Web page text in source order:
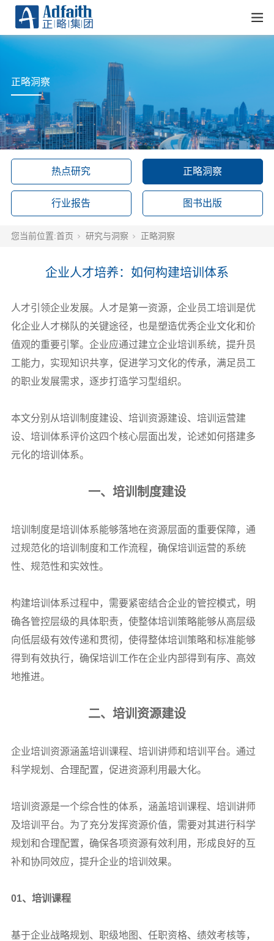
正略洞察
热点研究 正略洞察
行业报告 图书出版
您当前位置:首页 研究与洞察 正略洞察
企业人才培养：如何构建培训体系
人才引领企业发展。人才是第一资源，企业员工培训是优
化企业人才梯队的关键途径，也是塑造优秀企业文化和价
值观的重要引擎。企业应通过建立企业培训系统，提升员
工能力，实现知识共享，促进学习文化的传承，满足员工
的职业发展需求，逐步打造学习型组织。
本文分别从培训制度建设、培训资源建设、培训运营建
设、培训体系评价这四个核心层面出发，论述如何搭建多
元化的培训体系。
一、培训制度建设
培训制度是培训体系能够落地在资源层面的重要保障，通
过规范化的培训制度和工作流程，确保培训运营的系统
性、规范性和实效性。
构建培训体系过程中，需要紧密结合企业的管控模式，明
确各管控层级的具体职责，使整体培训策略能够从高层级
向低层级有效传递和贯彻，使得整体培训策略和标准能够
得到有效执行，确保培训工作在企业内部得到有序、高效
地推进。
二、培训资源建设
企业培训资源涵盖培训课程、培训讲师和培训平台。通过
科学规划、合理配置，促进资源利用最大化。
培训资源是一个综合性的体系，涵盖培训课程、培训讲师
及培训平台。为了充分发挥资源价值，需要对其进行科学
规划和合理配置，确保各项资源有效利用，形成良好的互
补和协同效应，提升企业的培训效果。
01、培训课程
基于企业战略规划、职级地图、任职资格、绩效考核等，